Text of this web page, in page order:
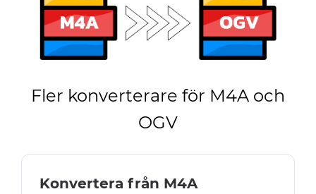
Fler konverterare för M4A och
OGV
Konvertera från M4A